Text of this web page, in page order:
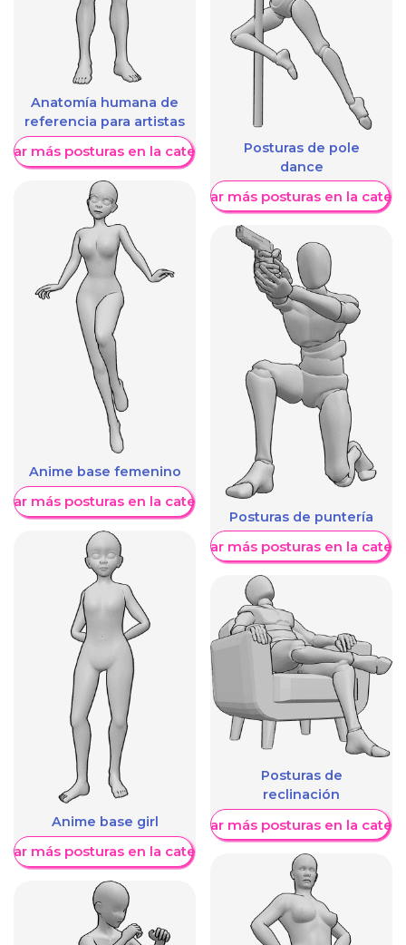
Anatomía humana de
referencia para artistas
más posturas en la categoría
Anime base femenino
más posturas en la categoría
Anime base girl
más posturas en la categoría
Posturas de pole
dance
Mostrar más posturas en la
Posturas de puntería
Mostrar más posturas en la
Posturas de
reclinación
Mostrar más posturas en la